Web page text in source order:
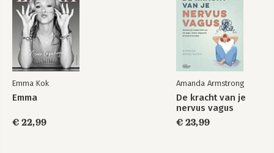
Emma Kok
Emma
€ 22,99
Amanda Armstrong
De kracht van je
nervus vagus
€ 23,99